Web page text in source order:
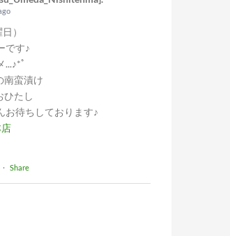
）
です♪
ﾟ
南蛮漬け
ひたし
お待ちしております♪
· Share